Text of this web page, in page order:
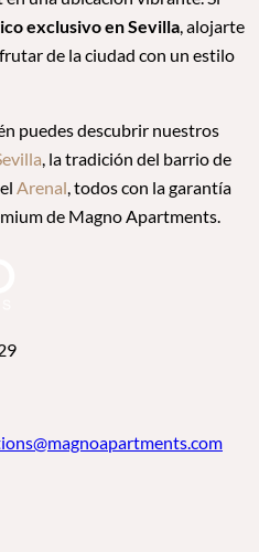
exclusivo en Sevilla, alojarte
de la ciudad con un estilo
puedes descubrir nuestros
, la tradición del barrio de
Arenal, todos con la garantía
de Magno Apartments.